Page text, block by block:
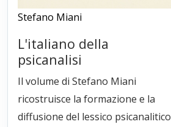
Stefano Miani
L'italiano della
psicanalisi
Il volume di Stefano Miani
ricostruisce la formazione e la
diffusione del lessico psicanalitico